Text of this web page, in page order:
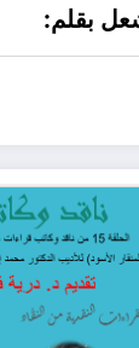
بقلم: